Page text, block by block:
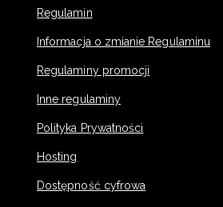
Regulamin
Informacja o zmianie Regulaminu
Regulaminy promocji
Inne regulaminy
Polityka Prywatności
Hosting
Dostępność cyfrowa